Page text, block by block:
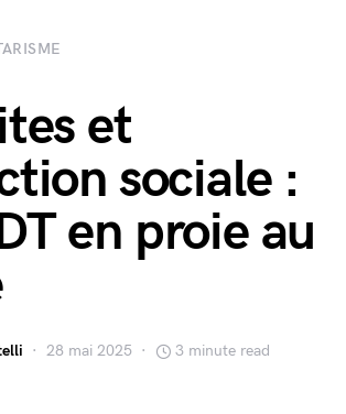
et
sociale :
en proie au
28 mai 2025 3 minute read